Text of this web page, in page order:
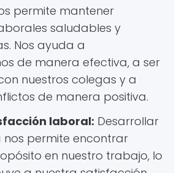
permite mantener
saludables y
Nos ayuda a
de manera efectiva, a ser
nuestros colegas y a
de manera positiva.
laboral: Desarrollar
nos permite encontrar
en nuestro trabajo, lo